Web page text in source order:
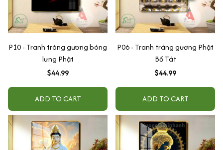
P10 - Tranh tráng gương bóng
lưng Phật
$44.99
ADD TO CART
P06 - Tranh tráng gương Phật
Bồ Tát
$44.99
ADD TO CART